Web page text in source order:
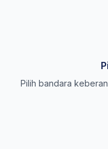
Pilih bandara